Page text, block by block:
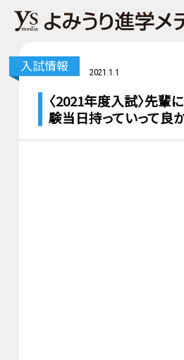
入試情報 2021.1.1
〈2021年度入試〉先輩
験当日持っていって良